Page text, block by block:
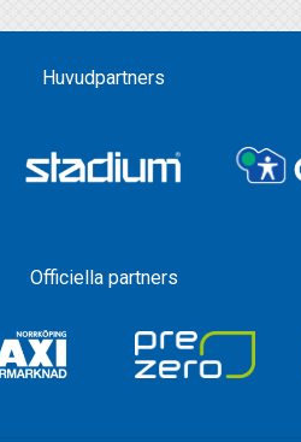
Huvudpartners
Officiella partners